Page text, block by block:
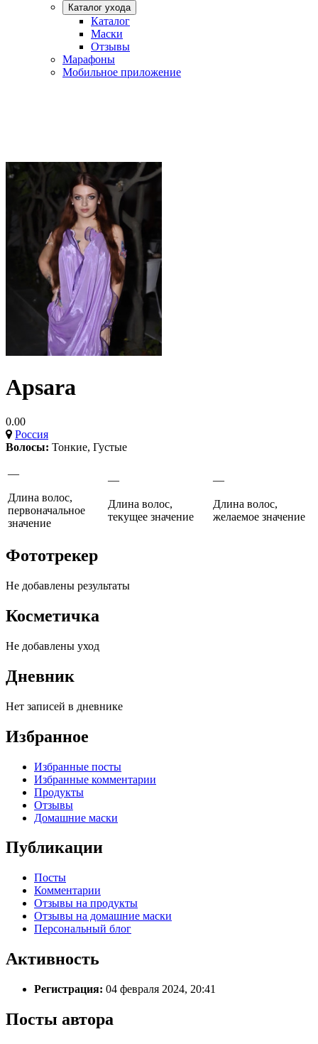
Каталог ухода
Каталог
Маски
Отзывы
Марафоны
Мобильное приложение
Apsara
0.00
Россия
Волосы: Тонкие, Густые
—
Длина волос,
первоначальное
значение
—
Длина волос,
текущее значение
—
Длина волос,
желаемое значение
Фототрекер
Не добавлены результаты
Косметичка
Не добавлены уход
Дневник
Нет записей в дневнике
Избранное
Избранные посты
Избранные комментарии
Продукты
Отзывы
Домашние маски
Публикации
Посты
Комментарии
Отзывы на продукты
Отзывы на домашние маски
Персональный блог
Активность
Регистрация: 04 февраля 2024, 20:41
Посты автора